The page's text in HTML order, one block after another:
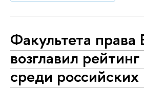
Факультета
возглавил
среди российских